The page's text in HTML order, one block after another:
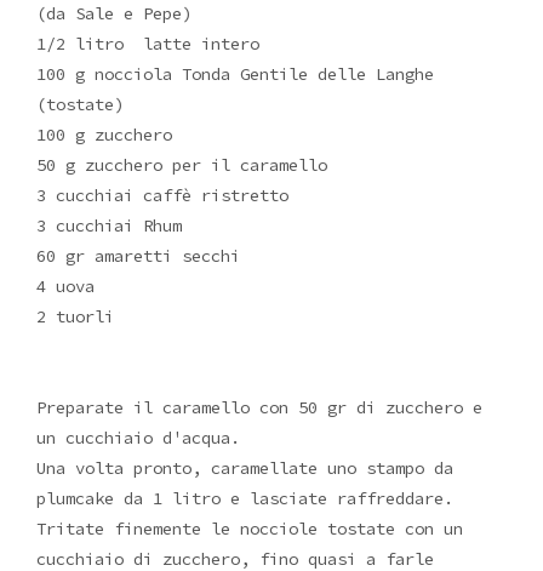
(da Sale e Pepe)
1/2 litro latte intero
100 g nocciola Tonda Gentile delle Langhe
(tostate)
100 g zucchero
50 g zucchero per il caramello
3 cucchiai caffè ristretto
3 cucchiai Rhum
60 gr amaretti secchi
4 uova
2 tuorli
Preparate il caramello con 50 gr di zucchero e
un cucchiaio d'acqua.
Una volta pronto, caramellate uno stampo da
plumcake da 1 litro e lasciate raffreddare.
Tritate finemente le nocciole tostate con un
cucchiaio di zucchero, fino quasi a farle